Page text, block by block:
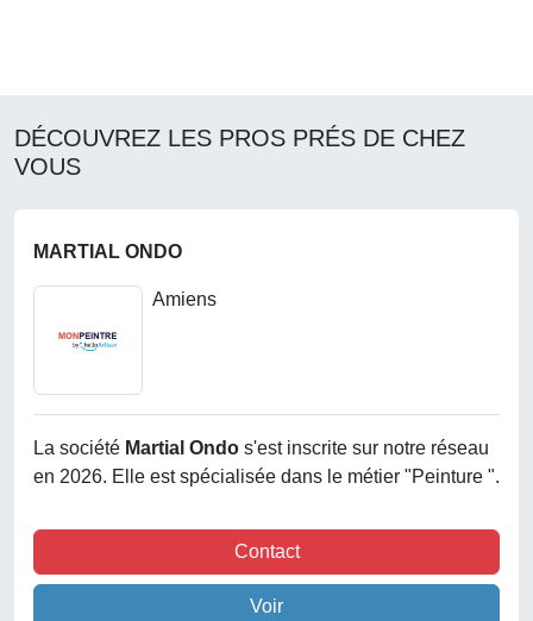
DÉCOUVREZ LES PROS PRÉS DE CHEZ
VOUS
MARTIAL ONDO
Amiens
La société Martial Ondo s'est inscrite sur notre réseau
en 2026. Elle est spécialisée dans le métier "Peinture ".
Contact
Voir